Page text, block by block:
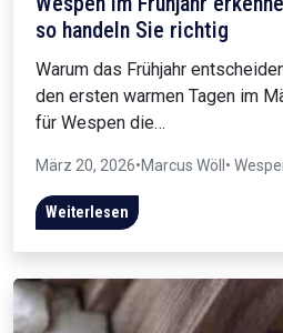
so handeln Sie richtig
Warum das Frühjahr
den ersten warmen Tagen im
für Wespen die…
März 20, 2026•Marcus Wöll •
Weiterlesen